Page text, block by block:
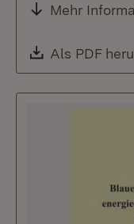
Mehr
Download:
Als PDF